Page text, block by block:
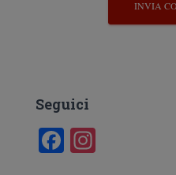
Seguici
F